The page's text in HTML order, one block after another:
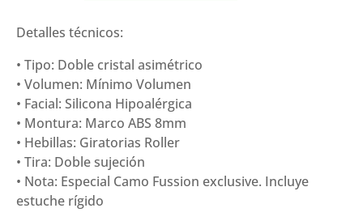
Green
cantidad
Detalles técnicos:
• Tipo: Doble cristal asimétrico
• Volumen: Mínimo Volumen
• Facial: Silicona Hipoalérgica
• Montura: Marco ABS 8mm
• Hebillas: Giratorias Roller
• Tira: Doble sujeción
• Nota: Especial Camo Fussion exclusive. Incluye
estuche rígido